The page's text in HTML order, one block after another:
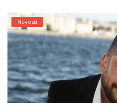
Novosti